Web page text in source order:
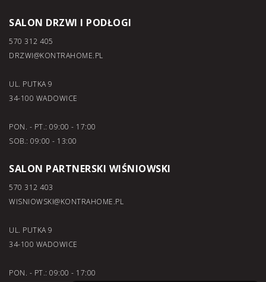
SALON DRZWI I PODŁOGI
570 312 405
DRZWI@KONTRAHOME.PL
UL. PUTKA 9
34-100 WADOWICE
PON. - PT.: 09:00 - 17:00
SOB.: 09:00 - 13:00
SALON PARTNERSKI WIŚNIOWSKI
570 312 403
WISNIOWSKI@KONTRAHOME.PL
UL. PUTKA 9
34-100 WADOWICE
PON. - PT.: 09:00 - 17:00